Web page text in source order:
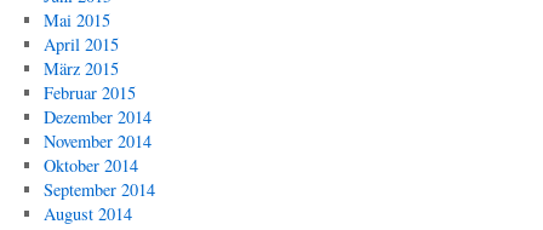
Mai 2015
April 2015
März 2015
Februar 2015
Dezember 2014
November 2014
Oktober 2014
September 2014
August 2014